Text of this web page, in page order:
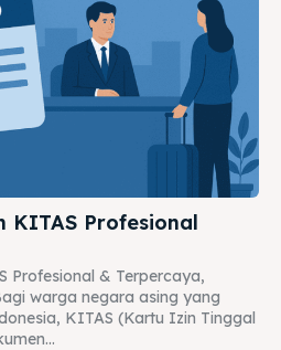
KITAS Profesional
Profesional & Terpercaya,
warga negara asing yang
KITAS (Kartu Izin Tinggal